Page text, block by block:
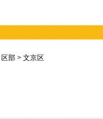
区部 > 文京区